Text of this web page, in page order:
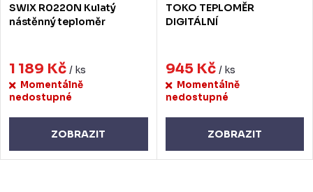
SWIX R0220N Kulatý
nástěnný teploměr
1 189 Kč / ks
Momentálně
nedostupné
ZOBRAZIT
TOKO TEPLOMĚR
DIGITÁLNÍ
945 Kč / ks
Momentálně
nedostupné
ZOBRAZIT